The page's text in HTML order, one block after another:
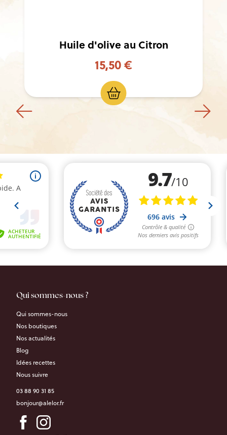
Huile d'olive à la Truffe
14,90 €
Qui sommes-nous ?
Qui sommes-nous
Nos boutiques
Nos actualités
Blog
Idées recettes
Nous suivre
03 88 90 31 85
bonjour@alelor.fr